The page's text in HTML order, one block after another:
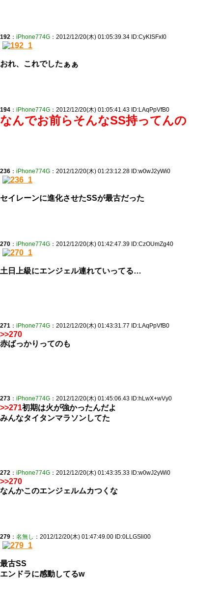
192 ： iPhone774G ：2012/12/20(木) 01:05:39.34 ID:CyKISFxI0
おれ、これでしたぁぁ
194 ： iPhone774G ：2012/12/20(木) 01:05:41.43 ID:LAqPpVfB0
なんでお前らそんなSS持ってんの
236 ： iPhone774G ：2012/12/20(木) 01:23:12.28 ID:w0wJ2yWi0
セイレーンに進化させたSSが最古だった
270 ： iPhone774G ：2012/12/20(木) 01:42:47.39 ID:CzOUmZg40
土日上級にエンジェル連れていってる…
271 ： iPhone774G ：2012/12/20(木) 01:43:31.77 ID:LAqPpVfB0
>>270
赤ばっかりってのも
273 ： iPhone774G ：2012/12/20(木) 01:45:06.43 ID:hLwX+wVy0
>>271初期は火が強かったんだよ
みんなタイタンマラソンしてた
272 ： iPhone774G ：2012/12/20(木) 01:43:35.33 ID:w0wJ2yWi0
>>270
なんかこのエンジェルムカつくな
279 ： 名無し ：2012/12/20(木) 01:47:49.00 ID:0LLGSli00
最古SS
エンドラに感動してるw